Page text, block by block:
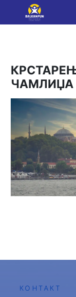
ЧАМЛИЏА
КОНТАКТ